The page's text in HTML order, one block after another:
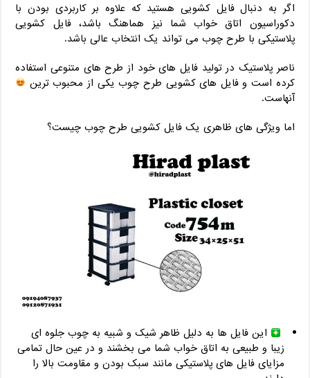
اگر به دنبال فایل کشویی هستید که علاوه بر کاربردی بودن با
دکوراسیون اتاق خواب شما نیز هماهنگ باشد، فایل کشویی
پلاستیکی با طرح چوب می تواند یک انتخاب عالی باشد.
ناصر پلاستیک در تولید فایل های خود از طرح های متنوعی استفاده
کرده است و فایل های کشویی طرح چوب یکی از محبوب ترین
آنهاست.
اما ویژگی های ظاهری یک فایل کشویی طرح چوب چیست؟
این فایل ها به دلیل ظاهر شیک و شبیه به چوب جلوه ای
زیبا و طبیعی به اتاق خواب شما می بخشند و در عین حال تمامی
مزایای فایل های پلاستیکی مانند سبک بودن و مقاومت بالا را